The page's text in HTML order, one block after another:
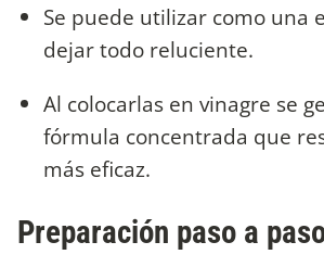
Se puede utilizar como una
dejar todo reluciente.
Al colocarlas en vinagre se
fórmula concentrada que
más eficaz.
Preparación paso a